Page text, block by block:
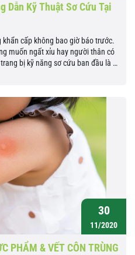
Dẫn Kỹ Thuật Sơ Cứu Tại
cấp không bao giờ báo trước.
muốn ngất xỉu hay người thân có
bị kỹ năng sơ cứu ban đầu là vô
30
11/2020
PHẨM & VẾT CÔN TRÙNG